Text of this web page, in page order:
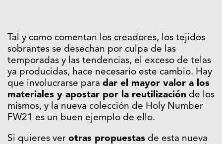
Tal y como comentan los creadores, los tejidos
sobrantes se desechan por culpa de las
temporadas y las tendencias, el exceso de telas
ya producidas, hace necesario este cambio. Hay
que involucrarse para dar el mayor valor a los
materiales y apostar por la reutilización de los
mismos, y la nueva colección de Holy Number
FW21 es un buen ejemplo de ello.
Si quieres ver otras propuestas de esta nueva